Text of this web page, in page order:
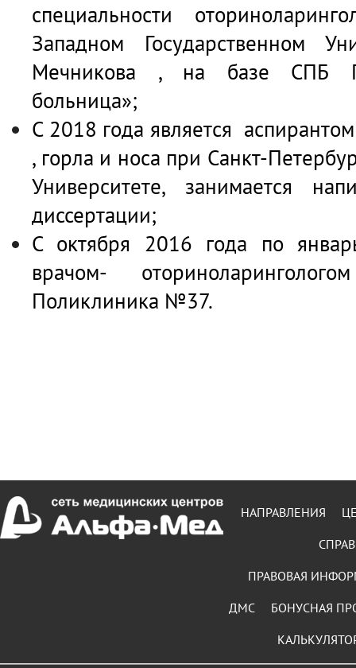
специальности
Западном Государственном
Мечникова , на базе СПБ
больница»;
С 2018 года является
, горла и носа при Санкт-
Университете, занимается
диссертации;
С октября 2016 года по
врачом-
Поликлиника №37.
НАПРАВЛЕНИЯ
ПРАВОВАЯ
БОНУСНАЯ
ДМС